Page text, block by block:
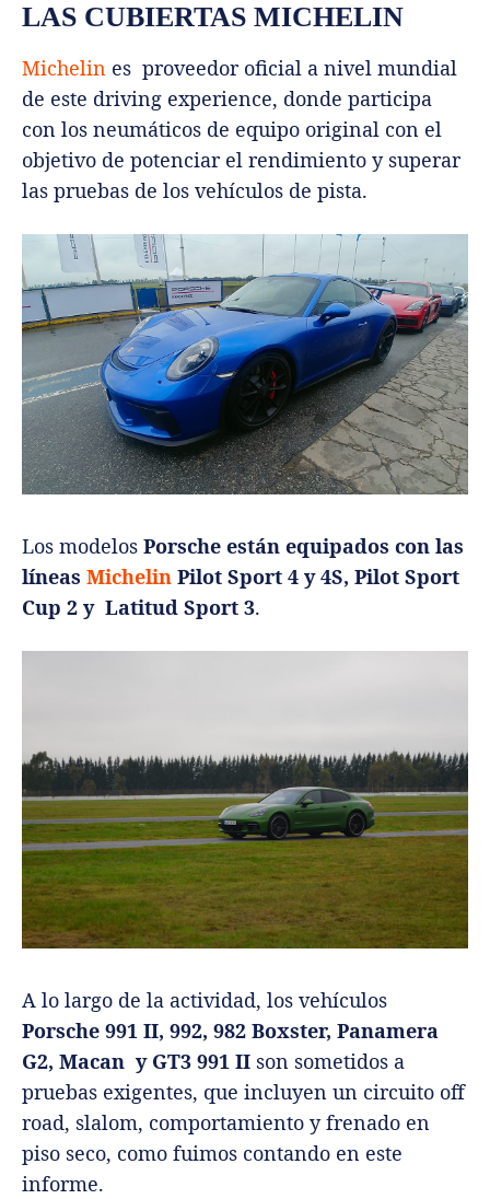
LAS CUBIERTAS MICHELIN
Michelin es proveedor oficial a nivel mundial
de este driving experience, donde participa
con los neumáticos de equipo original con el
objetivo de potenciar el rendimiento y superar
las pruebas de los vehículos de pista.
Los modelos Porsche están equipados con las
líneas Michelin Pilot Sport 4 y 4S, Pilot Sport
Cup 2 y Latitud Sport 3.
A lo largo de la actividad, los vehículos
Porsche 991 II, 992, 982 Boxster, Panamera
G2, Macan y GT3 991 II son sometidos a
pruebas exigentes, que incluyen un circuito off
road, slalom, comportamiento y frenado en
piso seco, como fuimos contando en este
informe.